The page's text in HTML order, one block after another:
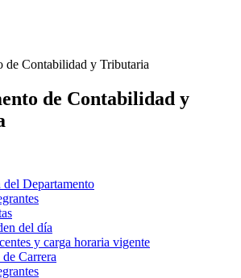
de Contabilidad y
Departamento
del día
y carga horaria vigente
Carrera